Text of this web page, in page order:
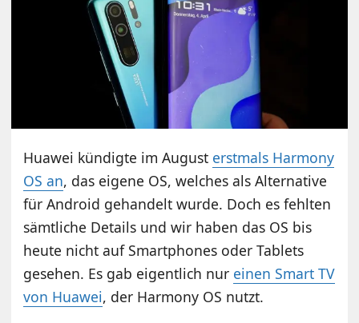
Huawei kündigte im August erstmals Harmony
OS an, das eigene OS, welches als Alternative
für Android gehandelt wurde. Doch es fehlten
sämtliche Details und wir haben das OS bis
heute nicht auf Smartphones oder Tablets
gesehen. Es gab eigentlich nur einen Smart TV
von Huawei, der Harmony OS nutzt.